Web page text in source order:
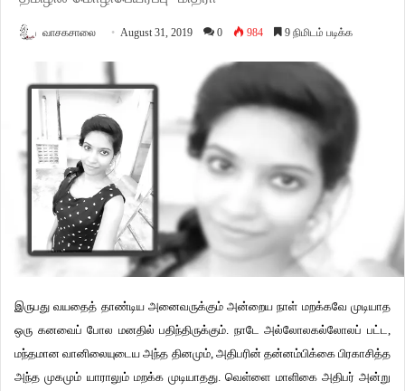
வாசகசாலை August 31, 2019 0 984 9 நிமிடம் படிக்க
இருபது வயதைத் தாண்டிய அனைவருக்கும் அன்றைய நாள் மறக்கவே முடியாத
ஒரு கனவைப் போல மனதில் பதிந்திருக்கும். நாடே அல்லோலகல்லோலப் பட்ட,
மந்தமான வானிலையுடைய அந்த தினமும், அதிபரின் தன்னம்பிக்கை பிரகாசித்த
அந்த முகமும் யாராலும் மறக்க முடியாதது. வெள்ளை மாளிகை அதிபர் அன்று